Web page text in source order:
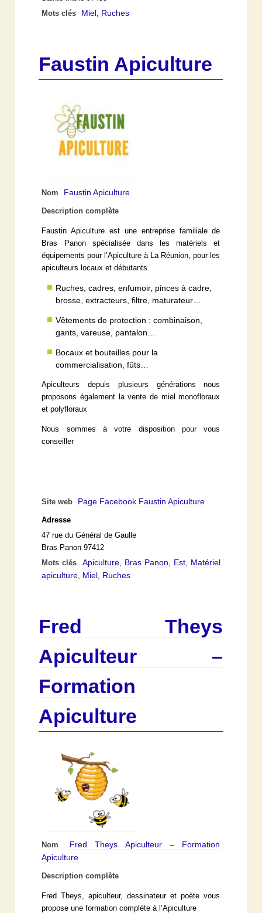
Mots clés
Miel, Ruches
Faustin Apiculture
Nom Faustin Apiculture
Description complète
Faustin Apiculture est une entreprise familiale de
Bras Panon spécialisée dans les matériels et
équipements pour l’Apiculture à La Réunion, pour les
apiculteurs locaux et débutants.
Ruches, cadres, enfumoir, pinces à cadre,
brosse, extracteurs, filtre, maturateur…
Vêtements de protection : combinaison,
gants, vareuse, pantalon…
Bocaux et bouteilles pour la
commercialisation, fûts…
Apiculteurs depuis plusieurs générations nous
proposons également la vente de miel monofloraux
et polyfloraux
Nous sommes à votre disposition pour vous
conseiller
Site web Page Facebook Faustin Apiculture
Adresse
47 rue du Général de Gaulle
Bras Panon 97412
Mots clés
Apiculture, Bras Panon, Est, Matériel
apiculture, Miel, Ruches
Fred Theys
Apiculteur –
Formation
Apiculture
Nom
Fred Theys Apiculteur – Formation
Apiculture
Description complète
Fred Theys, apiculteur, dessinateur et poète vous
propose une formation complète à l’Apiculture